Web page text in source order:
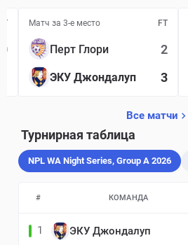
0
Матч за 3-е место FT
Перт Глори 2
ЭКУ Джондалуп 3
Все матчи
Турнирная таблица
NPL WA Night Series, Group A 2026
# КОМАНДА
1 ЭКУ Джондалуп